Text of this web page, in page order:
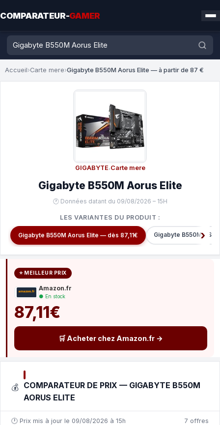
COMPARATEUR-GAMER
Accueil›Carte mere›Gigabyte B550M Aorus Elite — à partir de 87 €
GIGABYTE·Carte mere
Gigabyte B550M Aorus Elite
🕐 Données datant du 09/08/2026 – 15H
LES VARIANTES DU PRODUIT :
Gigabyte B550M Aorus Elite — dès 87,11€ Gigabyte B550M
⭐ MEILLEUR PRIX
Amazon.fr
● En stock
87,11€
🛒 Acheter chez Amazon.fr →
💰 COMPARATEUR DE PRIX — GIGABYTE B550M
AORUS ELITE
🕐 Prix mis à jour le 09/08/2026 à 15h 7 offres